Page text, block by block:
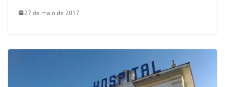
27 de maio de 2017